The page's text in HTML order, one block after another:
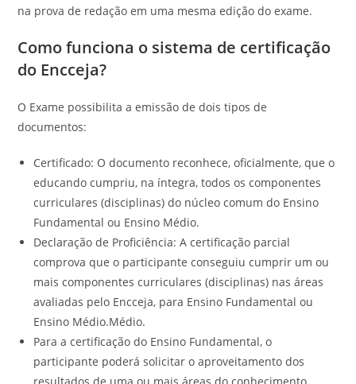
na prova de redação em uma mesma edição do exame.
Como funciona o sistema de certificação
do Encceja?
O Exame possibilita a emissão de dois tipos de
documentos:
Certificado: O documento reconhece, oficialmente, que o
educando cumpriu, na íntegra, todos os componentes
curriculares (disciplinas) do núcleo comum do Ensino
Fundamental ou Ensino Médio.
Declaração de Proficiência: A certificação parcial
comprova que o participante conseguiu cumprir um ou
mais componentes curriculares (disciplinas) nas áreas
avaliadas pelo Encceja, para Ensino Fundamental ou
Ensino Médio.Médio.
Para a certificação do Ensino Fundamental, o
participante poderá solicitar o aproveitamento dos
resultados de uma ou mais áreas do conhecimento,